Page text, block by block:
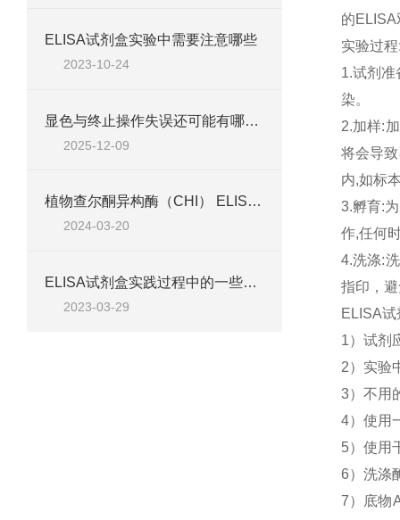
ELISA试剂盒实验中需要注意哪些
2023-10-24
显色与终止操作失误还可能有哪些原因？
2025-12-09
植物查尔酮异构酶（CHI） ELISA检测试剂盒说明
2024-03-20
ELISA试剂盒实践过程中的一些技巧
2023-03-29
的
实验过程
1.试剂
染。
2.加样:
将会导
内,如标
3.孵育:
作,任何
4.洗涤:
指印，
ELISA
1）试剂
2）实验
3）不用
4）使用
5）使用
6）洗涤
7）底物